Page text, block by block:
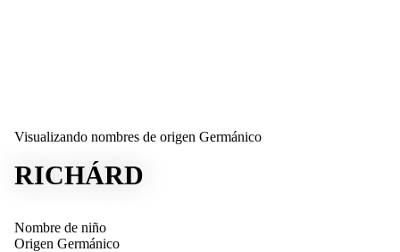
Visualizando nombres de origen Germánico
RICHÁRD
Nombre de niño
Origen Germánico